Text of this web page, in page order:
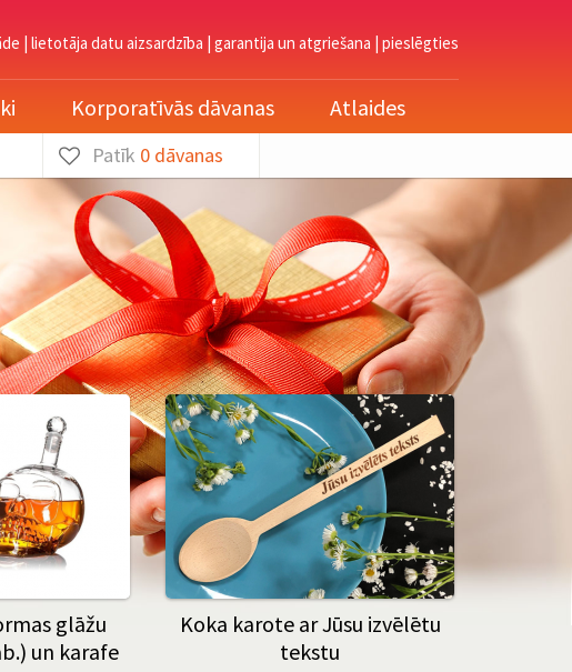
| lietotāja datu aizsardzība | garantija un atgriešana | pieslēgties
Korporatīvās dāvanas Atlaides
Patīk 0dāvanas
glāžu
un karafe
Koka karote ar Jūsu izvēlētu
tekstu